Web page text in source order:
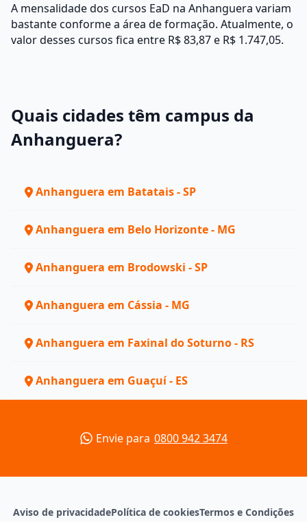
A mensalidade dos cursos EaD na Anhanguera variam
bastante conforme a área de formação. Atualmente, o
valor desses cursos fica entre R$ 83,87 e R$ 1.747,05.
Quais cidades têm campus da
Anhanguera?
Anhanguera em Batatais - SP
Anhanguera em Belo Horizonte - MG
Anhanguera em Brodowski - SP
Anhanguera em Cássia - MG
Anhanguera em Faxinal do Soturno - RS
Anhanguera em Guaçuí - ES
Envie para 0800 942 3474
Aviso de privacidadePolítica de cookiesTermos e Condições